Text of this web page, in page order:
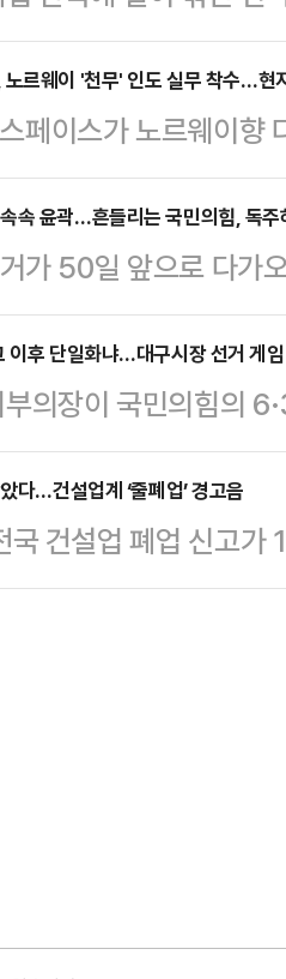
란의 통행 통제와 통
로 차단 조치가 맞물리
부의 외교 부담도 한
향을 주시하며 대응책
내놓지 못하고 있다.
고 있다.통항 재개가
노르웨이 '천무' 인도 실무 착수…현
페이스가 노르웨이향
의에 본격 착수했다.
협력을 위한 구체적
(현지시간) 유럽 방산
7일부터 9일까지 사
궁니르(Gungnir)’ 시
에는 안도야 스페이
속 윤곽…흔들리는 국민의힘, 독주
가 50일 앞으로 다가
. 이재명 대통령과 더
민의힘은 내부 갈등과
권에선 이번 선거에
민주당이 대구·경북
년 지방선거보다 더
에 유리한 흐름 속 주
과가 민…
이후 단일화냐…대구시장 선거 게
의장이 국민의힘의
인저가 돼 가는 모양새
능성이 본선에 큰 영향
출 후보와 컷오프 후보
서라도 표 분산은 막
다…건설업계 ‘줄폐업’ 경고음
국 건설업 폐업 신고
산이 이어지고 있는